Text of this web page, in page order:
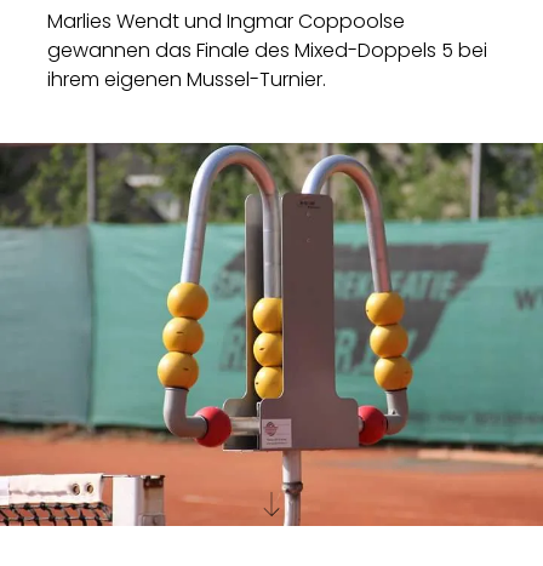
Marlies Wendt und Ingmar Coppoolse
gewannen das Finale des Mixed-Doppels 5 bei
ihrem eigenen Mussel-Turnier.